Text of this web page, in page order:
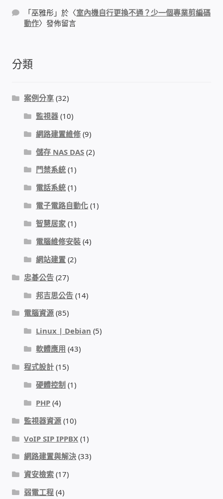
「巫雅彤 」於〈室內機自行更換不通？少一個專業剪編碼
動作〉發佈留言
分類
案例分享 (32)
監視器 (10)
網路建置維修 (9)
儲存 NAS DAS (2)
門禁系統 (1)
電話系統 (1)
電子電路自動化 (1)
智慧居家 (1)
電腦維修安裝 (4)
網站建置 (2)
忠碁公告 (27)
邦吉思公告 (14)
電腦資源 (85)
Linux | Debian (5)
軟體應用 (43)
程式設計 (15)
硬體控制 (1)
PHP (4)
監視器資源 (10)
VoIP SIP IPPBX (1)
網路建置與解決 (33)
資安檢索 (17)
弱電工程 (4)